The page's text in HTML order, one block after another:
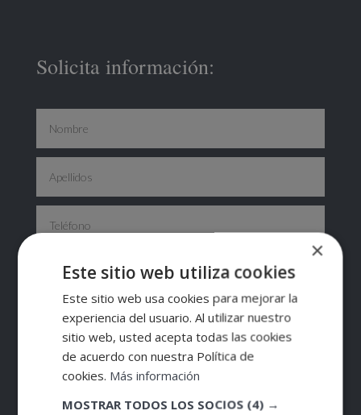
Solicita información:
×
Este sitio web utiliza cookies
Este sitio web usa cookies para mejorar la
experiencia del usuario. Al utilizar nuestro
sitio web, usted acepta todas las cookies
de acuerdo con nuestra Política de
cookies. Más información
MOSTRAR TODOS LOS SOCIOS (4) →